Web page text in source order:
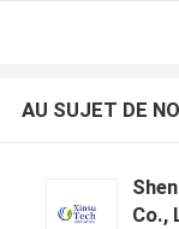
AU SUJET DE
Co.,